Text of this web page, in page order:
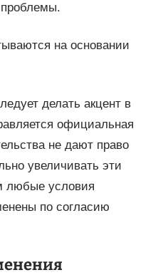
на основании
делать акцент в
официальная
не дают право
увеличивать эти
любые условия
по согласию